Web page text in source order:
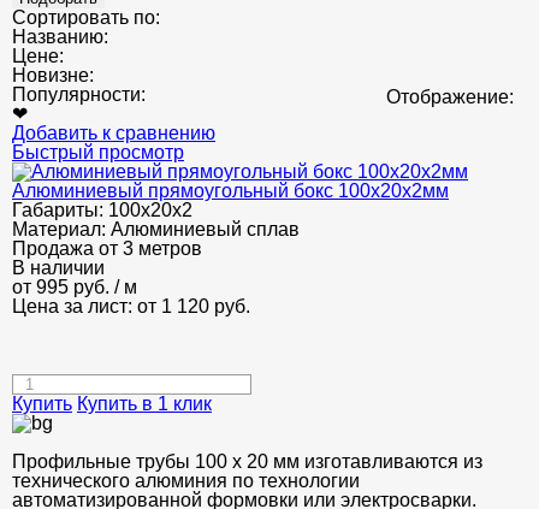
Сортировать по:
Названию:
Цене:
Новизне:
Популярности:
Отображение:
❤
Добавить к сравнению
Быстрый просмотр
Алюминиевый прямоугольный бокс 100x20х2мм
Габариты: 100х20х2
Материал: Алюминиевый сплав
Продажа от 3 метров
В наличии
от 995 руб. / м
Цена за лист: от 1 120 руб.
Купить Купить в 1 клик
Профильные трубы 100 х 20 мм изготавливаются из
технического алюминия по технологии
автоматизированной формовки или электросварки.